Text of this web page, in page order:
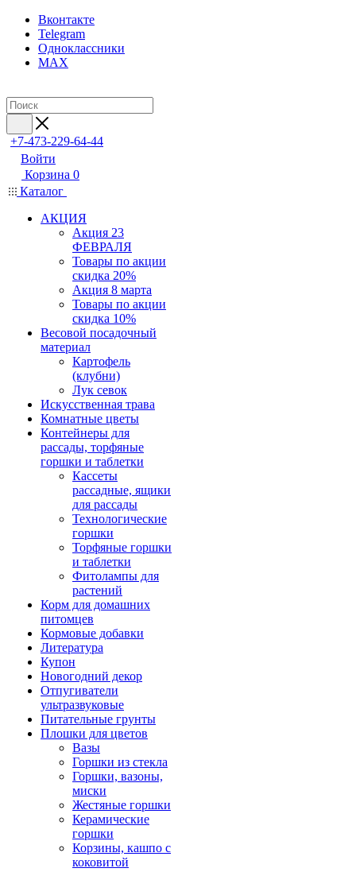
Вконтакте
Telegram
Одноклассники
MAX
+7-473-229-64-44
Войти
Корзина 0
Каталог
АКЦИЯ
Акция 23
ФЕВРАЛЯ
Товары по акции
скидка 20%
Акция 8 марта
Товары по акции
скидка 10%
Весовой посадочный
материал
Картофель
(клубни)
Лук севок
Искусственная трава
Комнатные цветы
Контейнеры для
рассады, торфяные
горшки и таблетки
Кассеты
рассадные, ящики
для рассады
Технологические
горшки
Торфяные горшки
и таблетки
Фитолампы для
растений
Корм для домашних
питомцев
Кормовые добавки
Литература
Купон
Новогодний декор
Отпугиватели
ультразвуковые
Питательные грунты
Плошки для цветов
Вазы
Горшки из стекла
Горшки, вазоны,
миски
Жестяные горшки
Керамические
горшки
Корзины, кашпо с
коковитой